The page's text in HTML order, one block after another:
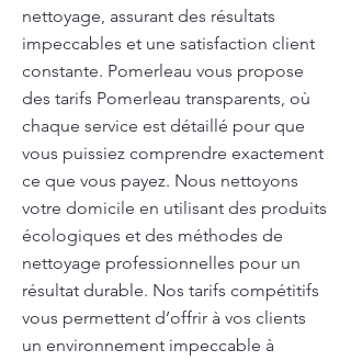
nettoyage, assurant des résultats
impeccables et une satisfaction client
constante. Pomerleau vous propose
des tarifs Pomerleau transparents, où
chaque service est détaillé pour que
vous puissiez comprendre exactement
ce que vous payez. Nous nettoyons
votre domicile en utilisant des produits
écologiques et des méthodes de
nettoyage professionnelles pour un
résultat durable. Nos tarifs compétitifs
vous permettent d’offrir à vos clients
un environnement impeccable à